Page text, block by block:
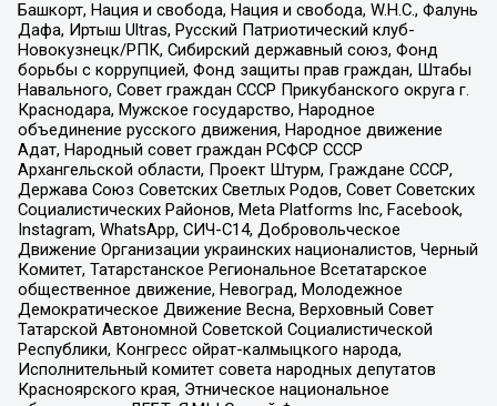
Башкорт, Нация и свобода, Нация и свобода, W.H.С., Фалунь
Дафа, Иртыш Ultras, Русский Патриотический клуб-
Новокузнецк/РПК, Сибирский державный союз, Фонд
борьбы с коррупцией, Фонд защиты прав граждан, Штабы
Навального, Совет граждан СССР Прикубанского округа г.
Краснодара, Мужское государство, Народное
объединение русского движения, Народное движение
Адат, Народный совет граждан РСФСР СССР
Архангельской области, Проект Штурм, Граждане СССР,
Держава Союз Советских Светлых Родов, Совет Советских
Социалистических Районов, Meta Platforms Inc, Facebook,
Instagram, WhatsApp, СИЧ-С14, Добровольческое
Движение Организации украинских националистов, Черный
Комитет, Татарстанское Региональное Всетатарское
общественное движение, Невоград, Молодежное
Демократическое Движение Весна, Верховный Совет
Татарской Автономной Советской Социалистической
Республики, Конгресс ойрат-калмыцкого народа,
Исполнительный комитет совета народных депутатов
Красноярского края, Этническое национальное